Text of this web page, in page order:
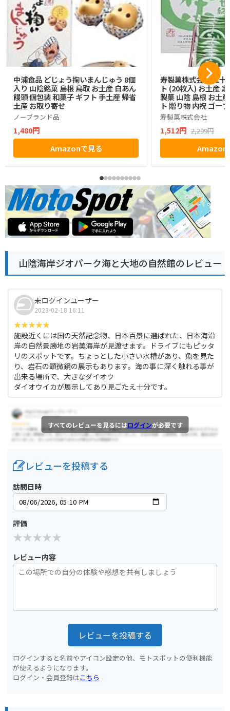
中浦食品 どじょう掬いまんじゅう 8個
入り 山陰銘菓 島根 鳥取 お土産 白あん
饅頭 個包装 和菓子 ギフト 手土産 帰省
土産 お取り寄せ
ノーブランド品
1,480円
Amazonで見る
寿製菓株式会社 二十
ト (20枚入) お土産
製菓 山陰 島根 お土
ト 贈り物 内祝 ゴー
寿製菓株式会社
1,512円 2,299円
Amazon
山陰海岸ジオパーク海と大地の自然館のレビュー
未ログインユーザー
2023-02-18 16:11
施設近くには国の天然記念物、日本百景に選ばれた、日本海沿
岸の自然景勝地の岩美海岸が見渡せます。ドライブにもピッタ
リのスポットです。ちょっとした小さい水槽があり、魚を見た
り、岩石の顕微鏡の展示もあります。海の事に深く触れる事が
出来る場所で、大きなダイオウ
ダイオウイカが展示してあり見ごたえ十分です。
すべてのレビューを見るにはログインが必要です
レビューを投稿する
訪問日時
評価
レビュー内容
レビューを投稿する
ログインすると名前やアイコン設定の他、モトスポットの便利機能
が使えるようになります。
ログイン・会員登録はこちら